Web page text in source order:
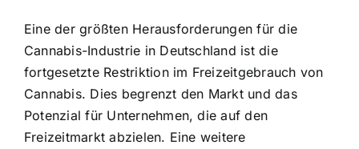
Eine der größten Herausforderungen für die
Cannabis-Industrie in Deutschland ist die
fortgesetzte Restriktion im Freizeitgebrauch von
Cannabis. Dies begrenzt den Markt und das
Potenzial für Unternehmen, die auf den
Freizeitmarkt abzielen. Eine weitere